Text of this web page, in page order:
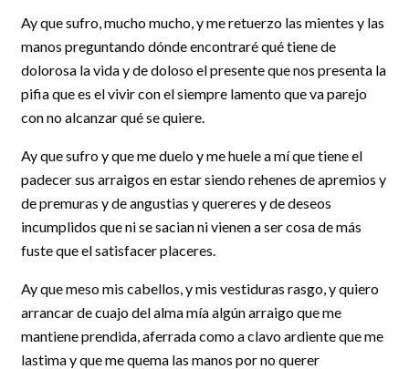
Ay que sufro, mucho mucho, y me retuerzo las mientes y las
manos preguntando dónde encontraré qué tiene de
dolorosa la vida y de doloso el presente que nos presenta la
pifia que es el vivir con el siempre lamento que va parejo
con no alcanzar qué se quiere.
Ay que sufro y que me duelo y me huele a mí que tiene el
padecer sus arraigos en estar siendo rehenes de apremios y
de premuras y de angustias y quereres y de deseos
incumplidos que ni se sacian ni vienen a ser cosa de más
fuste que el satisfacer placeres.
Ay que meso mis cabellos, y mis vestiduras rasgo, y quiero
arrancar de cuajo del alma mía algún arraigo que me
mantiene prendida, aferrada como a clavo ardiente que me
lastima y que me quema las manos por no querer